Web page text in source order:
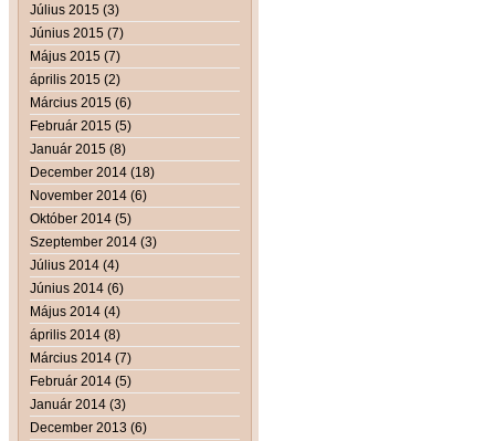
Július 2015 (3)
Június 2015 (7)
Május 2015 (7)
április 2015 (2)
Március 2015 (6)
Február 2015 (5)
Január 2015 (8)
December 2014 (18)
November 2014 (6)
Október 2014 (5)
Szeptember 2014 (3)
Július 2014 (4)
Június 2014 (6)
Május 2014 (4)
április 2014 (8)
Március 2014 (7)
Február 2014 (5)
Január 2014 (3)
December 2013 (6)